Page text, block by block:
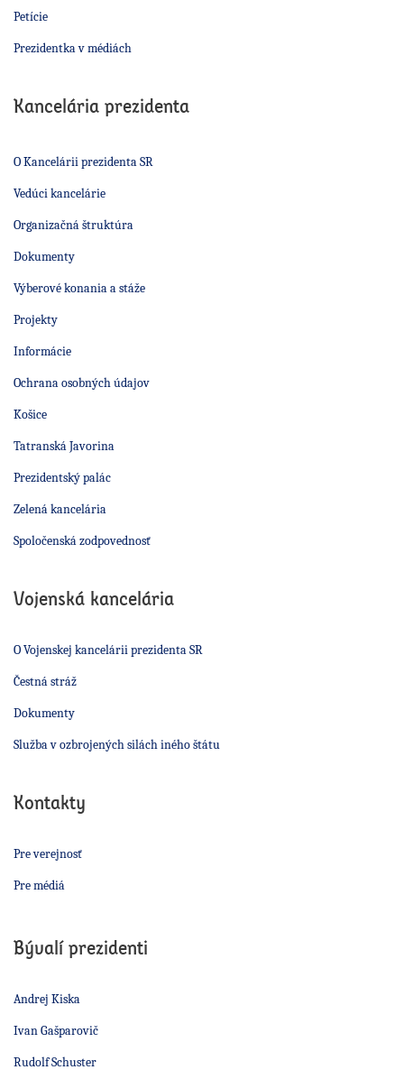
Petície
Prezidentka v médiách
Kancelária prezidenta
O Kancelárii prezidenta SR
Vedúci kancelárie
Organizačná štruktúra
Dokumenty
Výberové konania a stáže
Projekty
Informácie
Ochrana osobných údajov
Košice
Tatranská Javorina
Prezidentský palác
Zelená kancelária
Spoločenská zodpovednosť
Vojenská kancelária
O Vojenskej kancelárii prezidenta SR
Čestná stráž
Dokumenty
Služba v ozbrojených silách iného štátu
Kontakty
Pre verejnosť
Pre médiá
Bývalí prezidenti
Andrej Kiska
Ivan Gašparovič
Rudolf Schuster